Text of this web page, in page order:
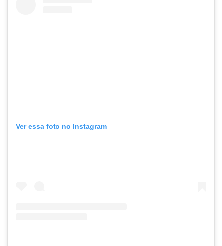
Ver essa foto no Instagram